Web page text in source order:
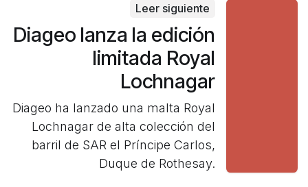
Leer siguiente
Diageo lanza la edición
limitada Royal
Lochnagar
Diageo ha lanzado una malta Royal
Lochnagar de alta colección del
barril de SAR el Príncipe Carlos,
Duque de Rothesay.